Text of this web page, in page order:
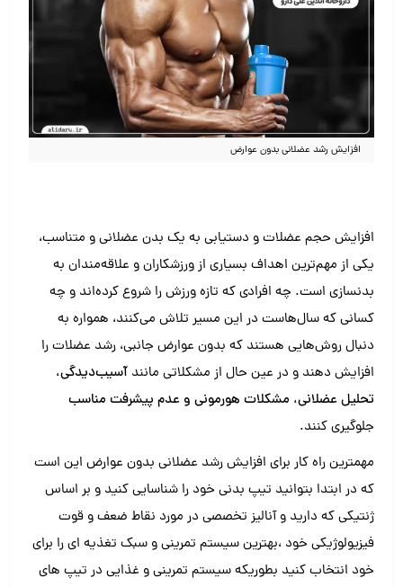
افزایش رشد عضلانی بدون عوارض
افزایش حجم عضلات و دستیابی به یک بدن عضلانی و متناسب،
یکی از مهم‌ترین اهداف بسیاری از ورزشکاران و علاقه‌مندان به
بدنسازی است. چه افرادی که تازه ورزش را شروع کرده‌اند و چه
کسانی که سال‌هاست در این مسیر تلاش می‌کنند، همواره به
دنبال روش‌هایی هستند که بدون عوارض جانبی، رشد عضلات را
افزایش دهند و در عین حال از مشکلاتی مانند آسیب‌دیدگی،
تحلیل عضلانی، مشکلات هورمونی و عدم پیشرفت مناسب
جلوگیری کنند.
مهمترین راه کار برای افزایش رشد عضلانی بدون عوارض این است
که در ابتدا بتوانید تیپ بدنی خود را شناسایی کنید و بر اساس
ژنتیکی که دارید و آنالیز تخصصی در مورد نقاط ضعف و قوت
فیزیولوژیکی خود ،بهترین سیستم تمرینی و سبک تغذیه ای را برای
خود انتخاب کنید بطوریکه سیستم تمرینی و غذایی در تیپ های